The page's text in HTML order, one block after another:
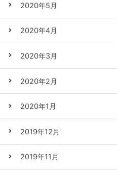
2020年5月
2020年4月
2020年3月
2020年2月
2020年1月
2019年12月
2019年11月